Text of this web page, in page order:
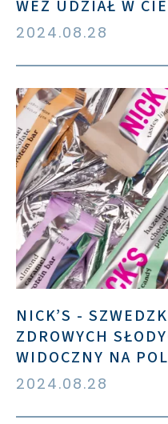
WEŹ UDZIAŁ W
2024.08.28
NICK’S -
ZDROWYCH
WIDOCZNY NA
2024.08.28